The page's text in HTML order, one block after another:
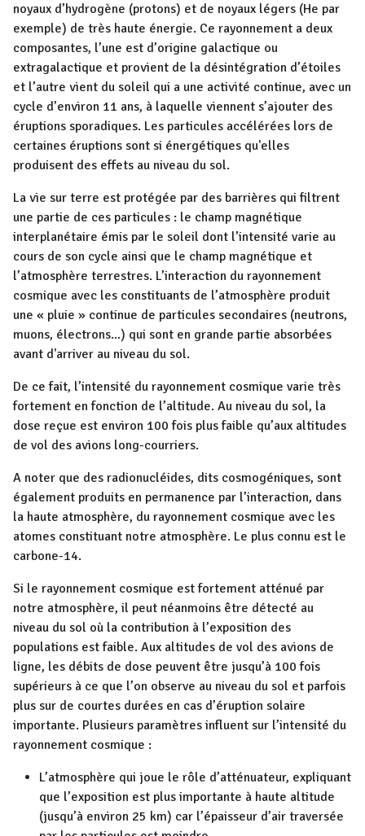
noyaux d’hydrogène (protons) et de noyaux légers (He par
exemple) de très haute énergie. Ce rayonnement a deux
composantes, l’une est d’origine galactique ou
extragalactique et provient de la désintégration d’étoiles
et l’autre vient du soleil qui a une activité continue, avec un
cycle d’environ 11 ans, à laquelle viennent s’ajouter des
éruptions sporadiques. Les particules accélérées lors de
certaines éruptions sont si énergétiques qu'elles
produisent des effets au niveau du sol.
La vie sur terre est protégée par des barrières qui filtrent
une partie de ces particules : le champ magnétique
interplanétaire émis par le soleil dont l’intensité varie au
cours de son cycle ainsi que le champ magnétique et
l’atmosphère terrestres. L’interaction du rayonnement
cosmique avec les constituants de l’atmosphère produit
une « pluie » continue de particules secondaires (neutrons,
muons, électrons...) qui sont en grande partie absorbées
avant d'arriver au niveau du sol.
De ce fait, l’intensité du rayonnement cosmique varie très
fortement en fonction de l’altitude. Au niveau du sol, la
dose reçue est environ 100 fois plus faible qu’aux altitudes
de vol des avions long-courriers.
A noter que des radionucléides, dits cosmogéniques, sont
également produits en permanence par l’interaction, dans
la haute atmosphère, du rayonnement cosmique avec les
atomes constituant notre atmosphère. Le plus connu est le
carbone-14.
Si le rayonnement cosmique est fortement atténué par
notre atmosphère, il peut néanmoins être détecté au
niveau du sol où la contribution à l’exposition des
populations est faible. Aux altitudes de vol des avions de
ligne, les débits de dose peuvent être jusqu’à 100 fois
supérieurs à ce que l’on observe au niveau du sol et parfois
plus sur de courtes durées en cas d’éruption solaire
importante. Plusieurs paramètres influent sur l’intensité du
rayonnement cosmique :
L’atmosphère qui joue le rôle d’atténuateur, expliquant
que l’exposition est plus importante à haute altitude
(jusqu’à environ 25 km) car l’épaisseur d’air traversée